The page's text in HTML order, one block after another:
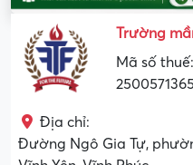
Trường
Mã số thuế:
2500571365
Địa chỉ:
Đường Ngô Gia Tự,